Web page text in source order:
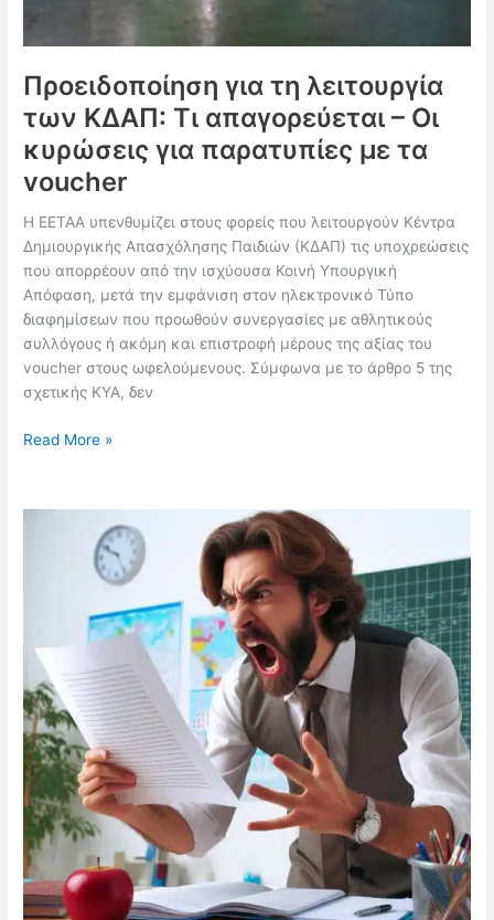
Προειδοποίηση για τη λειτουργία
των ΚΔΑΠ: Τι απαγορεύεται – Οι
κυρώσεις για παρατυπίες με τα
voucher
Η ΕΕΤΑΑ υπενθυμίζει στους φορείς που λειτουργούν Κέντρα
Δημιουργικής Απασχόλησης Παιδιών (ΚΔΑΠ) τις υποχρεώσεις
που απορρέουν από την ισχύουσα Κοινή Υπουργική
Απόφαση, μετά την εμφάνιση στον ηλεκτρονικό Τύπο
διαφημίσεων που προωθούν συνεργασίες με αθλητικούς
συλλόγους ή ακόμη και επιστροφή μέρους της αξίας του
voucher στους ωφελούμενους. Σύμφωνα με το άρθρο 5 της
σχετικής ΚΥΑ, δεν
Προειδοποίηση
λειτουργία
απαγορεύεται
Οι
κυρώσεις
για
παρατυπίες
με
τα
voucher
Read More »